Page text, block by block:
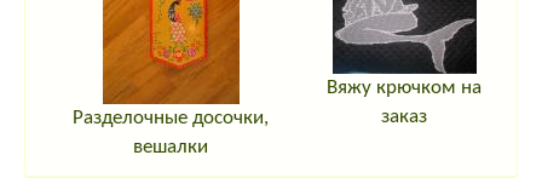
Разделочные досочки,
вешалки
Вяжу крючком на
заказ